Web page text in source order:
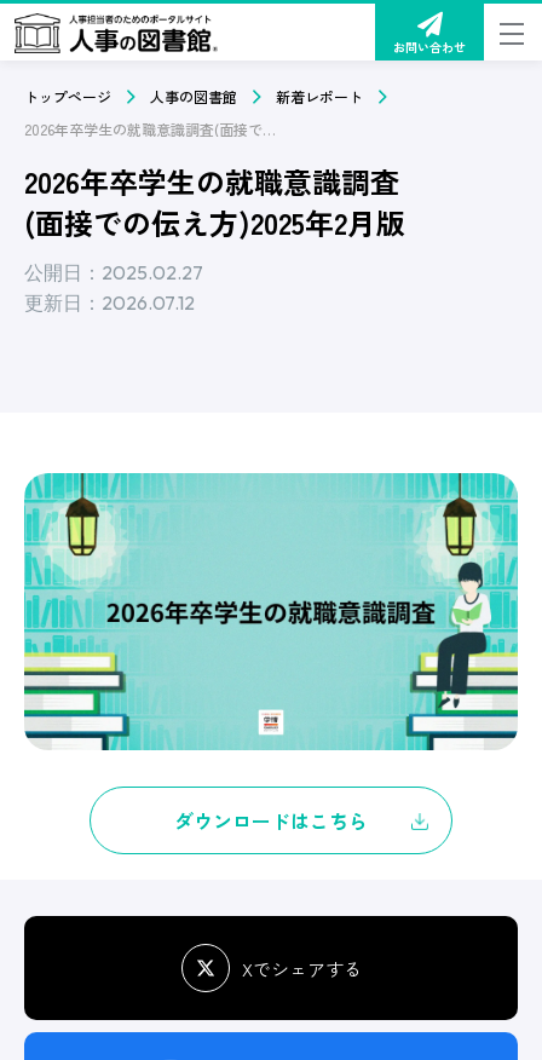
お問い合わせ
トップページ 人事の図書館
新着レポート
2026年卒学生の就職意識調査(面接での伝え方)2025年2月版
2026年卒学生の就職意識調査
(面接での伝え方)2025年2月版
公開日：2025.02.27
更新日：2026.07.12
ダウンロードはこちら
Xでシェアする